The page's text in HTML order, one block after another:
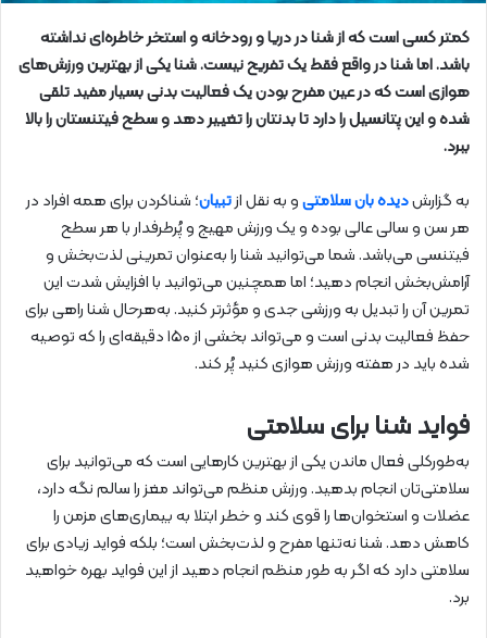
کمتر کسی است که از شنا در دریا و رودخانه و استخر خاطره‌ای نداشته
باشد. اما شنا در واقع فقط یک تفریح نیست. شنا یکی از بهترین ورزش‌های
هوازی است که در عین مفرح بودن یک فعالیت بدنی بسیار مفید تلقی
شده و این پتانسیل را دارد تا بدنتان را تغییر دهد و سطح فیتنستان را بالا
ببرد.
به گزارشدیده بان سلامتیو به نقل ازتبیان؛ شناکردن برای همه افراد در
هر سن و سالی عالی بوده و یک ورزش مهیج و پُرطرفدار با هر سطح
فیتنسی می‌باشد. شما می‌توانید شنا را به‌عنوان تمرینی لذت‌بخش و
آرامش‌بخش انجام دهید؛ اما همچنین می‌توانید با افزایش شدت این
تمرین آن را تبدیل به ورزشی جدی و مؤثرتر کنید. به‌هرحال شنا راهی برای
حفظ فعالیت بدنی است و می‌تواند بخشی از ۱۵۰ دقیقه‌ای را که توصیه
شده باید در هفته ورزش هوازی کنید پُر کند.
فواید شنا برای سلامتی
به‌طورکلی فعال ماندن یکی از بهترین کارهایی است که می‌توانید برای
سلامتی‌تان انجام بدهید. ورزش منظم می‌تواند مغز را سالم نگه دارد،
عضلات و استخوان‌ها را قوی کند و خطر ابتلا به بیماری‌های مزمن را
کاهش دهد. شنا نه‌تنها مفرح و لذت‌بخش است؛ بلکه فواید زیادی برای
سلامتی دارد که اگر به طور منظم انجام دهید از این فواید بهره خواهید
برد.